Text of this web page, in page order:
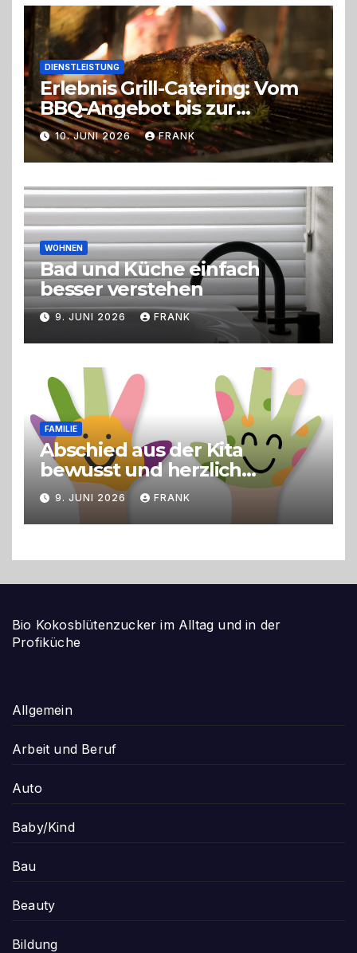
DIENSTLEISTUNG
Erlebnis Grill-Catering: Vom
BBQ-Angebot bis zur
perfekten Eventorganisation
Trend zu Outdoor-Events,
Erlebnisgastronomie und
Live-Cooking
10. JUNI 2026 FRANK
WOHNEN
Bad und Küche einfach
besser verstehen
9. JUNI 2026 FRANK
FAMILIE
Abschied aus der Kita
bewusst und herzlich
gestalten
9. JUNI 2026 FRANK
Bio Kokosblütenzucker im Alltag und in der
Profiküche
Allgemein
Arbeit und Beruf
Auto
Baby/Kind
Bau
Beauty
Bildung